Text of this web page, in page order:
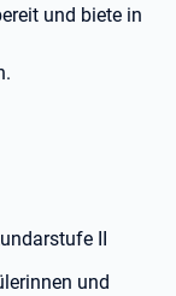
und biete in
II
und